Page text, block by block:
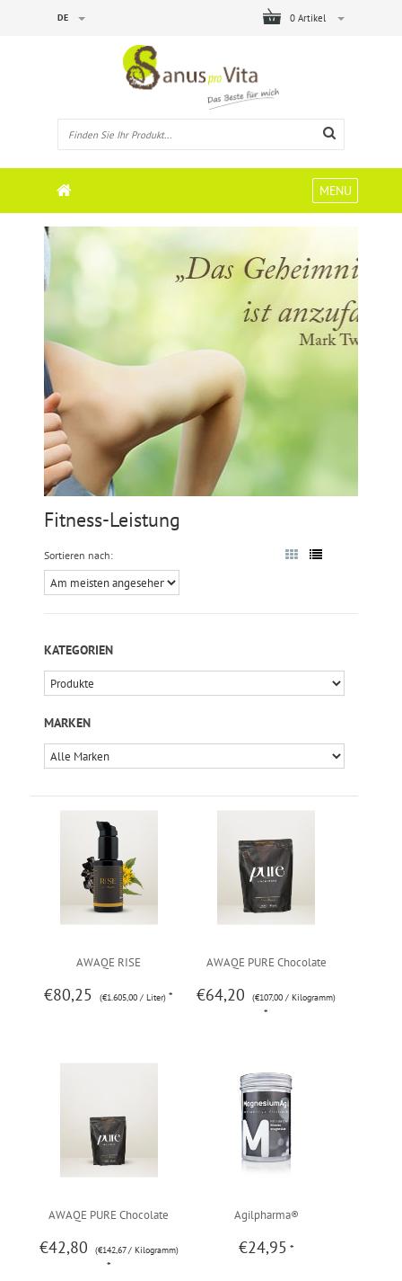
0 Artikel
DE
MENU
Fitness-Leistung
Sortieren nach:
KATEGORIEN
MARKEN
AWAQE RISE
€80,25 (€1.605,00 / Liter) *
AWAQE PURE Chocolate
600g
€64,20 (€107,00 / Kilogramm)
*
AWAQE PURE Chocolate
300g
€42,80 (€142,67 / Kilogramm)
*
Agilpharma®
MagnesiumAgil
€24,95 *